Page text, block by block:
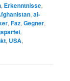
, Erkenntnisse,
,al-
,Faz,Gegner,
,
, USA,